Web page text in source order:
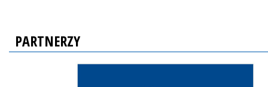
PARTNERZY